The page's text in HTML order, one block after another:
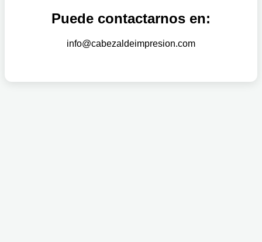
Puede contactarnos en:
info@cabezaldeimpresion.com